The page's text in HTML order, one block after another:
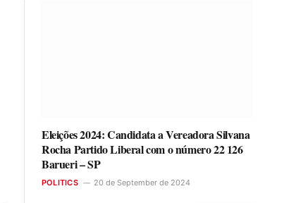
Eleições 2024: Candidata a Vereadora Silvana
Rocha Partido Liberal com o número 22 126
Barueri – SP
POLITICS 20 de September de 2024